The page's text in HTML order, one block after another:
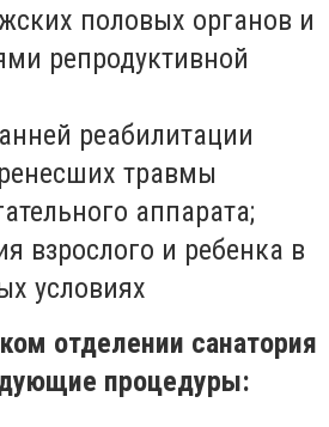
половых органов и
репродуктивной
реабилитации
травмы
аппарата;
взрослого и ребенка в
условиях
отделении санатория
процедуры: